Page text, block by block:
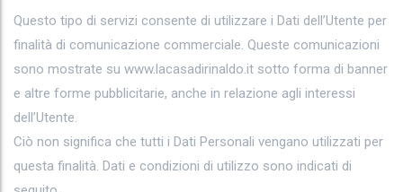
Questo tipo di servizi consente di utilizzare i Dati dell’Utente per
finalità di comunicazione commerciale. Queste comunicazioni
sono mostrate su www.lacasadirinaldo.it sotto forma di banner
e altre forme pubblicitarie, anche in relazione agli interessi
dell’Utente.
Ciò non significa che tutti i Dati Personali vengano utilizzati per
questa finalità. Dati e condizioni di utilizzo sono indicati di